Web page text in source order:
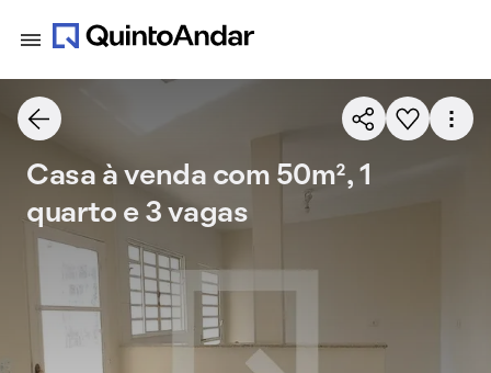
Casa à venda com 50m², 1
quarto e 3 vagas